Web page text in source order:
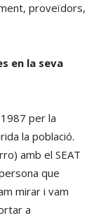
proveïdors,
en la seva
per la
la població.
amb el SEAT
que
mirar i vam
a